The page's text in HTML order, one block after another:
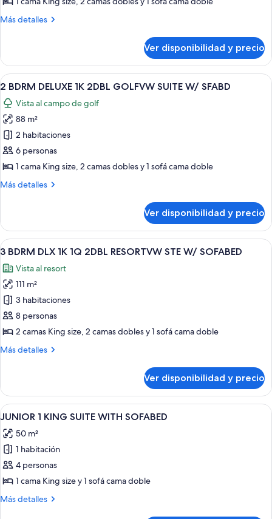
1K
STE
W/
SOFABED
Más detalles
Más
BDRM
DELUXE
1K
2DBL
RESORTVW
STE
W/
SOFABED
Ver disponibilidad y precio
Ver
todas
las
fotos
de
2
BDRM
1K
SUITE
W/
SFABD
Habitación de hotel con una cama
6
2 BDRM DELUXE 1K 2DBL GOLFVW SUITE W/ SFABD
Vista al campo de golf
88 m²
2 habitaciones
6 personas
1 cama King size, 2 camas dobles y 1 sofá cama doble
Más detalles
Más
BDRM
DELUXE
1K
GOLFVW
SUITE
W/
SFABD
Ver disponibilidad y precio
Ver
todas
las
fotos
de
3
BDRM
1K
RESORTVW
STE
W/
SOFABED
Habitación de hotel con dos camas,
9
3 BDRM DLX 1K 1Q 2DBL RESORTVW STE W/ SOFABED
Vista al resort
111 m²
3 habitaciones
8 personas
2 camas King size, 2 camas dobles y 1 sofá cama doble
Más detalles
Más
BDRM
DLX
1K
2DBL
RESORTVW
STE
W/
SOFABED
Ver disponibilidad y precio
Ver
todas
las
fotos
de
JUNIOR
1
Habitación de hotel moderna con
7
JUNIOR 1 KING SUITE WITH SOFABED
50 m²
1 habitación
4 personas
1 cama King size y 1 sofá cama doble
Más detalles
Más